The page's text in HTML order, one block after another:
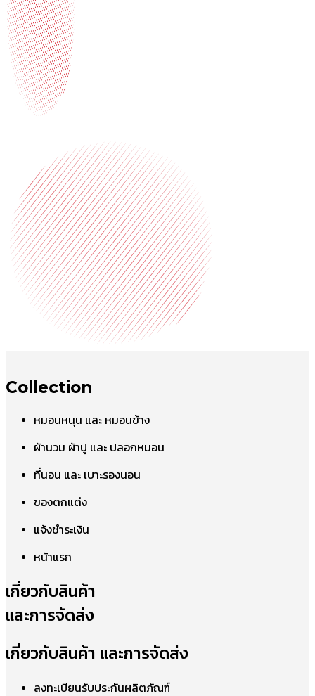
Collection
หมอนหนุน และ หมอนข้าง
ผ้านวม ผ้าปู และ ปลอกหมอน
ที่นอน และ เบาะรองนอน
ของตกแต่ง
แจ้งชำระเงิน
หน้าแรก
เกี่ยวกับสินค้า
และการจัดส่ง
เกี่ยวกับสินค้า และการจัดส่ง
ลงทะเบียนรับประกันผลิตภัณฑ์